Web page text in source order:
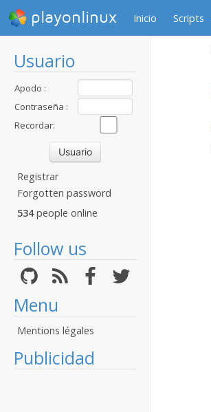
playonlinux Inicio Scripts
Usuario
Apodo :
Contraseña :
Recordar:
Registrar
Forgotten password
534people online
Follow us
Menu
Mentions légales
Publicidad